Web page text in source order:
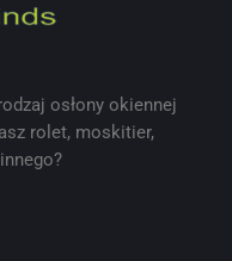
osłony okiennej
rolet, moskitier,